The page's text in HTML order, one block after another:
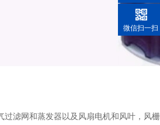
滤网和蒸发器以及风扇电机和风叶，风栅的
微信扫一扫